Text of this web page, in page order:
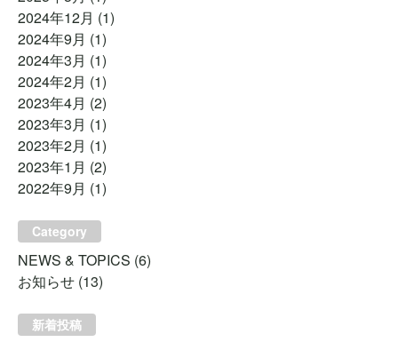
2024年12月 (1)
2024年9月 (1)
2024年3月 (1)
2024年2月 (1)
2023年4月 (2)
2023年3月 (1)
2023年2月 (1)
2023年1月 (2)
2022年9月 (1)
Category
NEWS & TOPICS (6)
お知らせ (13)
新着投稿